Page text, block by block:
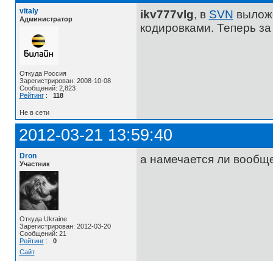
vitaly
Администратор
Откуда Россия
Зарегистрирован: 2008-10-08
Сообщений: 2,823
Рейтинг: 118
ikv777vlg, в SVN
кодировками. Теперь
Не в сети
2012-03-21 13:59:40
Dron
Участник
Откуда Ukraine
Зарегистрирован: 2012-03-20
Сообщений: 21
Рейтинг: 0
Сайт
а намечается ли